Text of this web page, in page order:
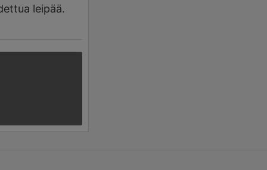
leipää.